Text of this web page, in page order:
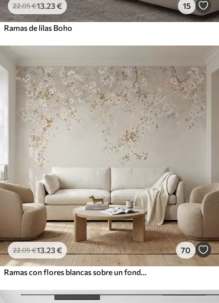
22.05€13 .23€ 15
Ramas de lilas Boho
22.05€13 .23€ 70